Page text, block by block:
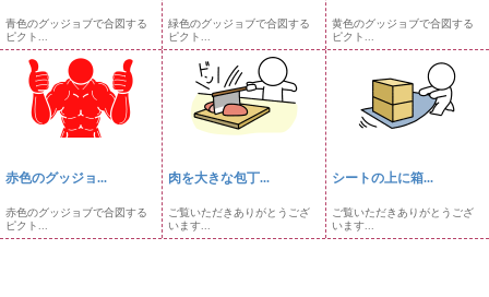
青色のグッジョブで合図する
ピクト...
緑色のグッジョブで合図する
ピクト...
黄色のグッジョブで合図する
ピクト...
赤色のグッジョ...
赤色のグッジョブで合図する
ピクト...
肉を大きな包丁...
ご覧いただきありがとうござ
います...
シートの上に箱...
ご覧いただきありがとうござ
います...